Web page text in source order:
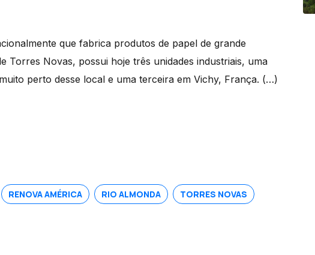
que fabrica produtos de papel de grande
Torres Novas, possui hoje três unidades industriais, uma
perto desse local e uma terceira em Vichy, França. (…)
RENOVA AMÉRICA RIO ALMONDA TORRES NOVAS